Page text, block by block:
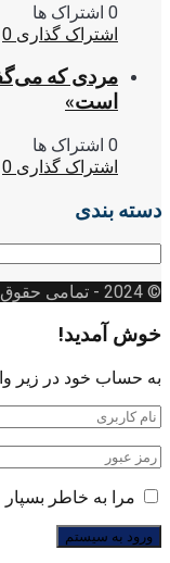
0 اشتراک ها
اشتراک گذاری 0
مردی که
است»
0 اشتراک ها
اشتراک گذاری 0
دسته بندی
© 2024
- تمامی
خوش آمدید!
به حساب خود در زیر
مرا به خاطر بسپار